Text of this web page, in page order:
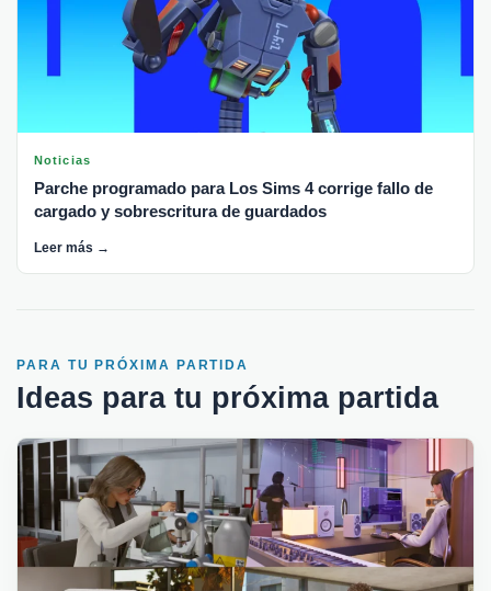
Noticias
Parche programado para Los Sims 4 corrige fallo de
cargado y sobrescritura de guardados
Leer más →
PARA TU PRÓXIMA PARTIDA
Ideas para tu próxima partida